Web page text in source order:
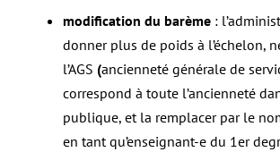
modification du barème :
donner plus de poids à l’échelon,
l’AGS (ancienneté générale de
correspond à toute l’ancienneté
publique, et la remplacer par le
en tant qu’enseignant-e du 1er